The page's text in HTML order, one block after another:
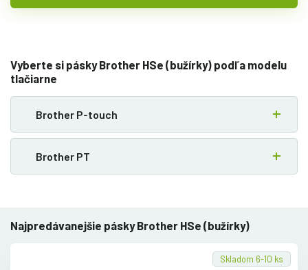
Vyberte si pásky Brother HSe (bužírky) podľa modelu
tlačiarne
Brother P-touch
Brother PT
Najpredávanejšie pásky Brother HSe (bužírky)
Skladom 6-10 ks